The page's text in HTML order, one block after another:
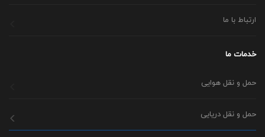
ارتباط با ما
خدمات ما
حمل و نقل هوایی
حمل و نقل دریایی